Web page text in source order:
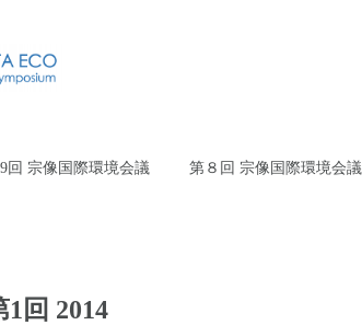
回 宗像国際環境会議 第８回 宗像国際環境会議
1回 2014